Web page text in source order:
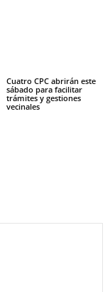
Cuatro CPC abrirán este
sábado para facilitar
trámites y gestiones
vecinales